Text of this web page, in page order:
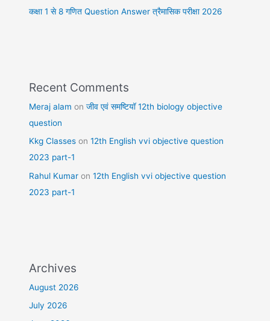
कक्षा 1 से 8 गणित Question Answer त्रैमासिक परीक्षा 2026
Recent Comments
Meraj alam onजीव एवं समष्टियॉ 12th biology objective
question
Kkg Classes on12th English vvi objective question
2023 part-1
Rahul Kumar on12th English vvi objective question
2023 part-1
Archives
August 2026
July 2026